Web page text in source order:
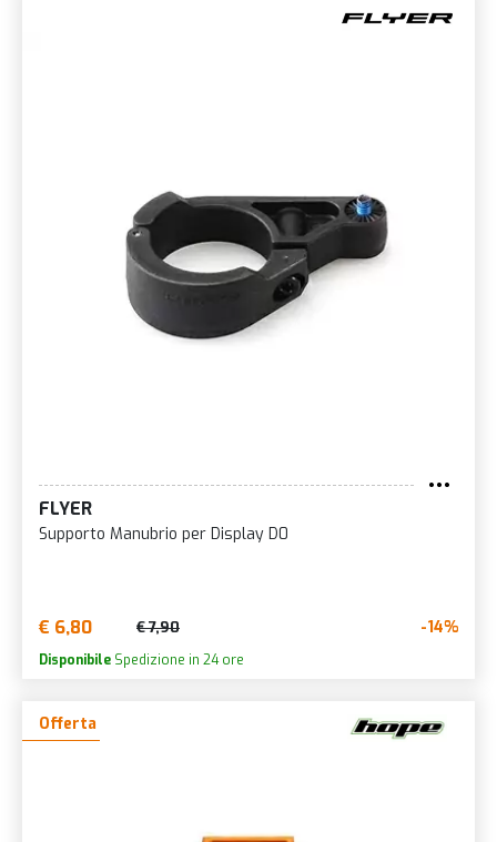
FLYER
Supporto Manubrio per Display D0
€ 6,80 € 7,90 -14%
Disponibile Spedizione in 24 ore
Offerta